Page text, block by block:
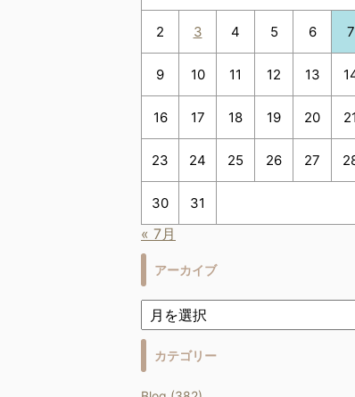
2 3 4 5 6 7
9 10 11 12 13
16 17 18 19 20 21
23 24 25 26 27
30 31
« 7月
アーカイブ
カテゴリー